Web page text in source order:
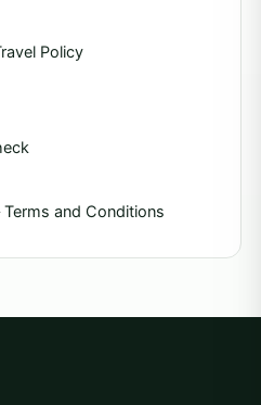
Policy
and Conditions